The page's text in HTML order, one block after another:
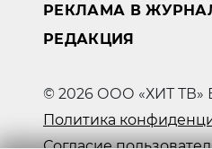
РЕКЛАМА В
РЕДАКЦИЯ
© 2026 ООО «ХИТ ТВ»
Политика